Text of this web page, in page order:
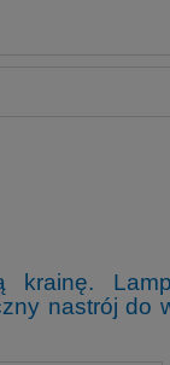
krainę.
nastrój do